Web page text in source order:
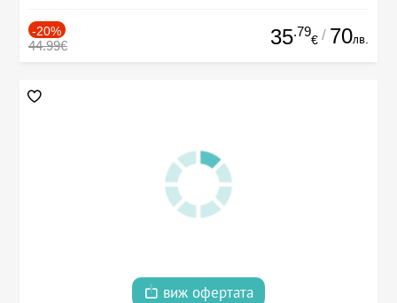
-20%
44.99€ 35.79
€ / 70лв.
виж офертата